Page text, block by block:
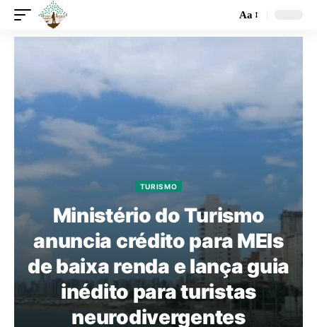
Aa
TURISMO
Ministério do Turismo
anuncia crédito para MEIs
de baixa renda e lança guia
inédito para turistas
neurodivergentes